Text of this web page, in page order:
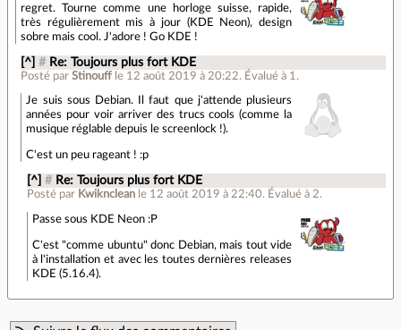
regret. Tourne comme une horloge suisse, rapide,
très régulièrement mis à jour (KDE Neon), design
sobre mais cool. J'adore ! Go KDE !
[^] # Re: Toujours plus fort KDE
Posté parStinouff le 12 août 2019 à 20:22. Évalué à 1 .
Je suis sous Debian. Il faut que j'attende plusieurs
années pour voir arriver des trucs cools (comme la
musique réglable depuis le screenlock !).
C'est un peu rageant ! :p
[^] # Re: Toujours plus fort KDE
Posté par Kwiknclean le 12 août 2019 à 22:40. Évalué à 2.
Passe sous KDE Neon :P
C'est "comme ubuntu" donc Debian, mais tout vide
à l'installation et avec les toutes dernières releases
KDE (5.16.4).